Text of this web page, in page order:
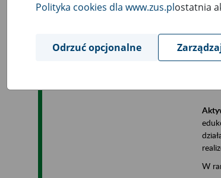
ZUS
W
Polityka cookies dla www.zus.plostatnia
Odrzuć opcjonalne